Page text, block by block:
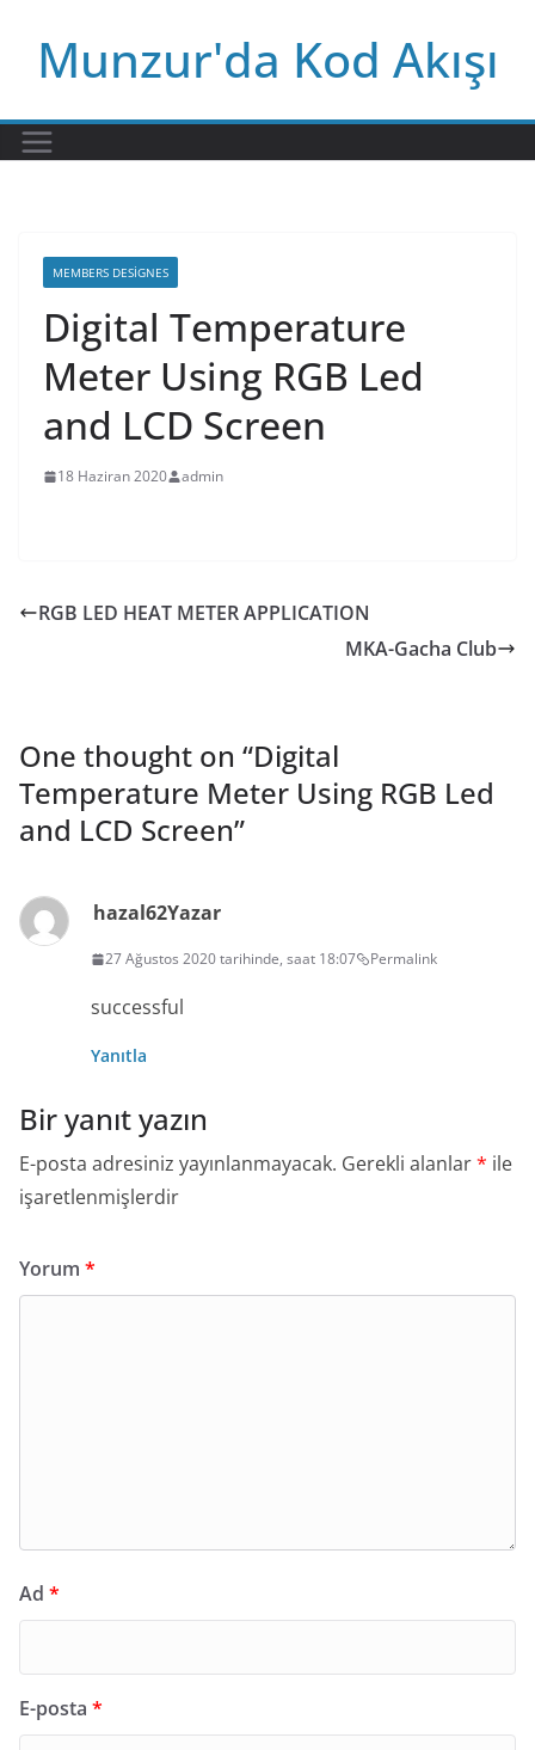
contentMunzur'da Kod Akışı
MEMBERS DESIGNES
Digital Temperature
Meter Using RGB Led
and LCD Screen
18 Haziran 2020 admin
RGB LED HEAT METER APPLICATION
MKA-Gacha Club
One thought on “Digital
Temperature Meter Using RGB Led
and LCD Screen”
hazal62Yazar
27 Ağustos 2020 tarihinde, saat 18:07 Permalink
successful
Yanıtla
Bir yanıt yazın
E-posta adresiniz yayınlanmayacak. Gerekli alanlar* ile
işaretlenmişlerdir
Yorum *
Ad *
E-posta *